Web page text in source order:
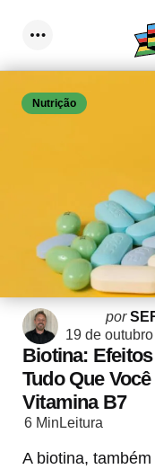
Nutrição
por
por
19 de
Biotina:
Tudo Que
Vitamina B7
6 Min Leitura
A biotina,